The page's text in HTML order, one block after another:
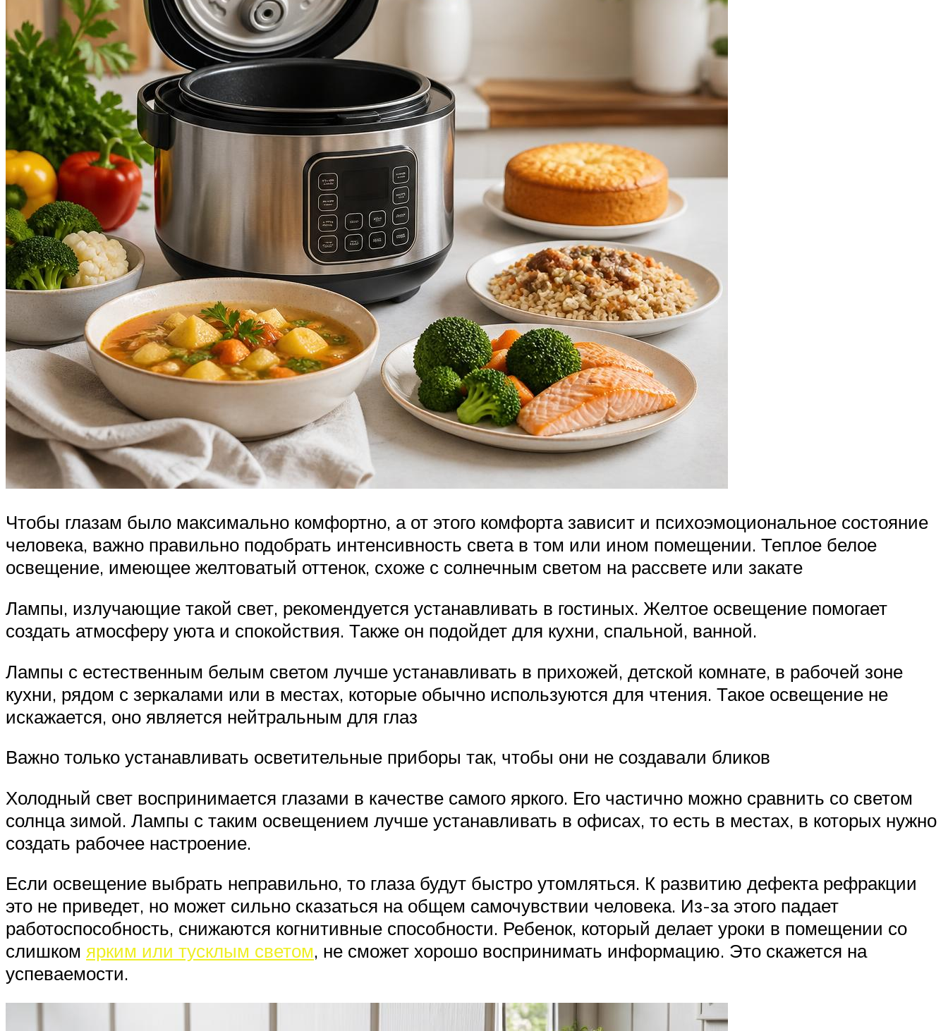
Чтобы глазам было максимально комфортно, а от этого комфорта зависит и психоэмоциональное состояние
человека, важно правильно подобрать интенсивность света в том или ином помещении. Теплое белое
освещение, имеющее желтоватый оттенок, схоже с солнечным светом на рассвете или закате
Лампы, излучающие такой свет, рекомендуется устанавливать в гостиных. Желтое освещение помогает
создать атмосферу уюта и спокойствия. Также он подойдет для кухни, спальной, ванной.
Лампы с естественным белым светом лучше устанавливать в прихожей, детской комнате, в рабочей зоне
кухни, рядом с зеркалами или в местах, которые обычно используются для чтения. Такое освещение не
искажается, оно является нейтральным для глаз
Важно только устанавливать осветительные приборы так, чтобы они не создавали бликов
Холодный свет воспринимается глазами в качестве самого яркого. Его частично можно сравнить со светом
солнца зимой. Лампы с таким освещением лучше устанавливать в офисах, то есть в местах, в которых нужно
создать рабочее настроение.
Если освещение выбрать неправильно, то глаза будут быстро утомляться. К развитию дефекта рефракции
это не приведет, но может сильно сказаться на общем самочувствии человека. Из-за этого падает
работоспособность, снижаются когнитивные способности. Ребенок, который делает уроки в помещении со
слишком ярким или тусклым светом, не сможет хорошо воспринимать информацию. Это скажется на
успеваемости.